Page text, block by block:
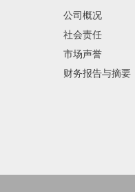
公司概况
社会责任
市场声誉
财务报告与摘要